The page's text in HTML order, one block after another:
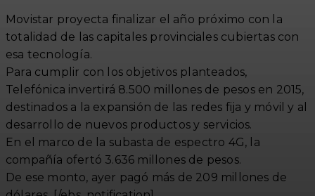
Movistar proyecta finalizar el año próximo con la
totalidad de las capitales provinciales cubiertas con
esa tecnología.
Para cumplir con los objetivos planteados,
Telefónica invertirá 8.500 millones de pesos en 2015,
destinados a la expansión de las redes fija y móvil y al
desarrollo de nuevos productos y servicios.
En el marco de la subasta de espectro 4G, la
compañía ofertó 3.636 millones de pesos.
De ese monto, ayer pagó más de 209 millones de